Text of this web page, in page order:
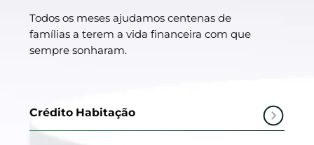
Todos os meses ajudamos centenas de
famílias a terem a vida financeira com que
sempre sonharam.
Crédito Habitação